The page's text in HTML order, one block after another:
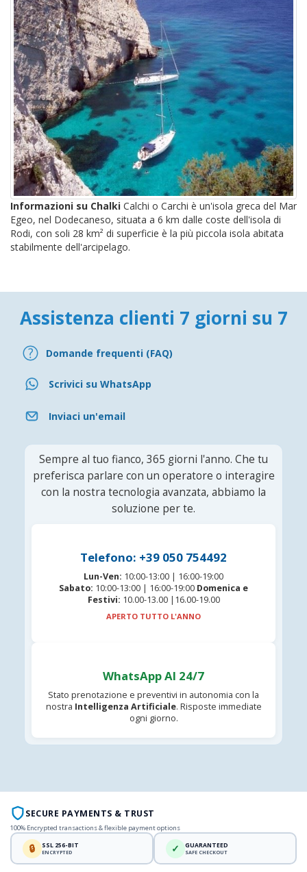
Informazioni su Chalki Calchi o Carchi è un'isola greca del Mar
Egeo, nel Dodecaneso, situata a 6 km dalle coste dell'isola di
Rodi, con soli 28 km² di superficie è la più piccola isola abitata
stabilmente dell'arcipelago.
Assistenza clienti 7 giorni su 7
Domande frequenti (FAQ)
Scrivici su WhatsApp
Inviaci un'email
Sempre al tuo fianco, 365 giorni l'anno. Che tu
preferisca parlare con un operatore o interagire
con la nostra tecnologia avanzata, abbiamo la
soluzione per te.
Telefono: +39 050 754492
Lun-Ven: 10:00-13:00 | 16:00-19:00
Sabato: 10:00-13:00 | 16:00-19:00 Domenica e
Festivi: 10.00-13.00 |16.00-19.00
APERTO TUTTO L'ANNO
WhatsApp AI 24/7
Stato prenotazione e preventivi in autonomia con la
nostra Intelligenza Artificiale. Risposte immediate
ogni giorno.
SECURE PAYMENTS & TRUST
100% Encrypted transactions & flexible payment options
🔒 SSL 256-BIT
ENCRYPTED ✓ GUARANTEED
SAFE CHECKOUT